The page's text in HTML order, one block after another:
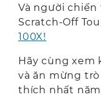
Và người chiến
Scratch-Off
100X!
Hãy cùng xem
và ăn mừng
thích nhất năm